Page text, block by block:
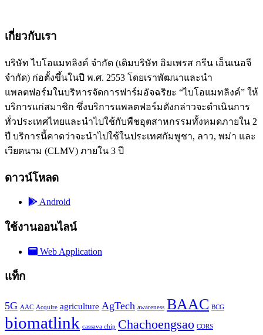
เกี่ยวกับเรา
บริษัท ไบโอแมทลิงค์ จำกัด (เดิมบริษัท อิมเพรส กรีน เอ็นเนอจี
จำกัด) ก่อตั้งขึ้นในปี พ.ศ. 2553 โดยเราพัฒนาและนำ
แพลตฟอร์มในบริหารจัดการฟาร์มอัจฉริยะ “ไบโอแมทลิงค์” ให้
บริการแก่สมาชิก ซึ่งบริการแพลตฟอร์มดังกล่าวจะดำเนินการ
ทั่วประเทศไทยและนำไปใช้กับพืชอุตสาหกรรมทั้งหมดภายใน 2
ปี บริการนี้คาดว่าจะนำไปใช้ในประเทศกัมพูชา, ลาว, พม่า และ
เวียดนาม (CLMV) ภายใน 3 ปี
ดาวน์โหลด
Android
ใช้งานออนไลน์
Web Application
แท็ก
5G AAC Acquire agriculture AgTech awareness BAAC BCG
biomatlink cassava chip Chachoengsao CORS